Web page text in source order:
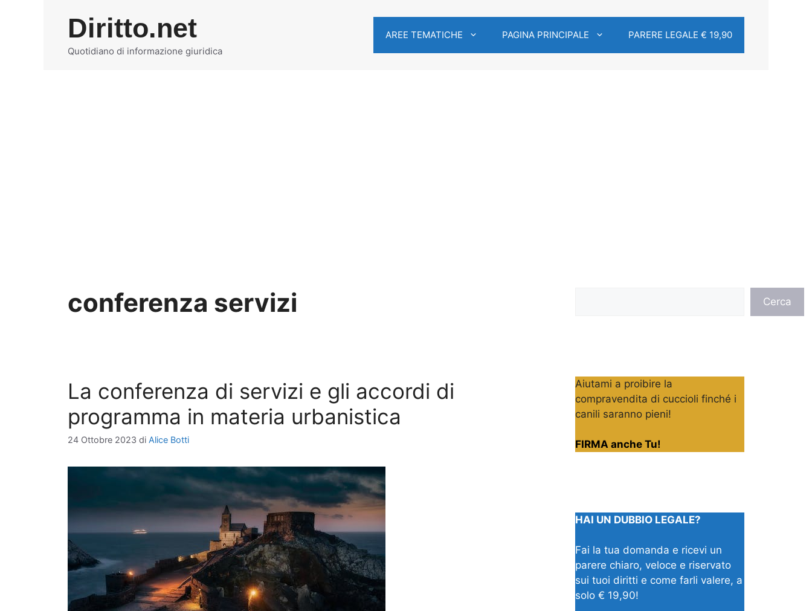
Diritto.net
Quotidiano di informazione giuridica
AREE TEMATICHE PAGINA PRINCIPALE PARERE LEGALE € 19,90
conferenza servizi
La conferenza di servizi e gli accordi di
programma in materia urbanistica
24 Ottobre 2023 di Alice Botti
Cerca
Aiutami a proibire la
compravendita di cuccioli finché i
canili saranno pieni!
FIRMA anche Tu!
HAI UN DUBBIO LEGALE?
Fai la tua domanda e ricevi un
parere chiaro, veloce e riservato
sui tuoi diritti e come farli valere, a
solo € 19,90!